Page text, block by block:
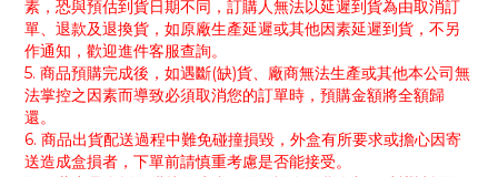
素，恐與預估到貨日期不同，訂購人無法以延遲到貨為由取消訂
單、退款及退換貨，如原廠生產延遲或其他因素延遲到貨，不另
作通知，歡迎進件客服查詢。
5. 商品預購完成後，如遇斷(缺)貨、廠商無法生產或其他本公司無
法掌控之因素而導致必須取消您的訂單時，預購金額將全額歸
還。
6. 商品出貨配送過程中難免碰撞損毀，外盒有所要求或擔心因寄
送造成盒損者，下單前請慎重考慮是否能接受。